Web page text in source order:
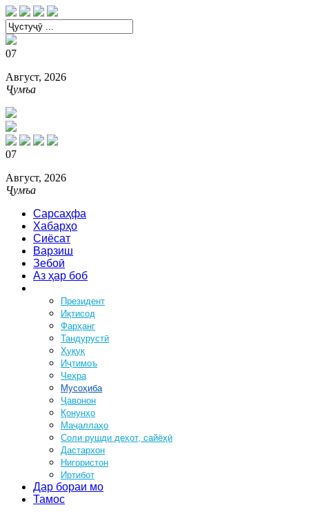
07
Август, 2026
Ҷумъа
07
Август, 2026
Ҷумъа
Сарсаҳфа
Хабарҳо
Сиёсат
Варзиш
Зебоӣ
Аз ҳар боб
Президент
Иқтисод
Фарҳанг
Тандурустӣ
Ҳуқуқ
Иҷтимоъ
Чеҳра
Мусоҳиба
Ҷавонон
Қонунҳо
Маҷаллаҳо
Соли рушди деҳот, сайёҳӣ
Дастархон
Нигористон
Иртибот
Дар бораи мо
Тамос